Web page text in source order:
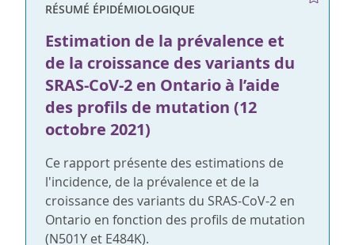
RÉSUMÉ ÉPIDÉMIOLOGIQUE
Estimation de la prévalence et
de la croissance des variants du
SRAS-CoV-2 en Ontario à l’aide
des profils de mutation (12
octobre 2021)
Ce rapport présente des estimations de
l'incidence, de la prévalence et de la
croissance des variants du SRAS-CoV-2 en
Ontario en fonction des profils de mutation
(N501Y et E484K).